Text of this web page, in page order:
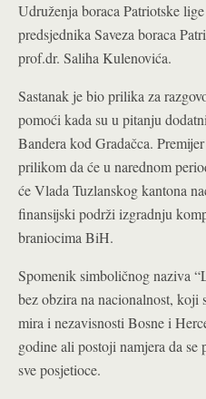
Udruženja boraca Patriotske
predsjednika Saveza boraca
prof.dr. Saliha Kulenovića.
Sastanak je bio prilika za
pomoći kada su u pitanju
Bandera kod Gradačca.
prilikom da će u narednom
će Vlada Tuzlanskog kantona
finansijski podrži izgradnju
braniocima BiH.
Spomenik simboličnog naziva
bez obzira na nacionalnost, koji
mira i nezavisnosti Bosne i
godine ali postoji namjera da
sve posjetioce.